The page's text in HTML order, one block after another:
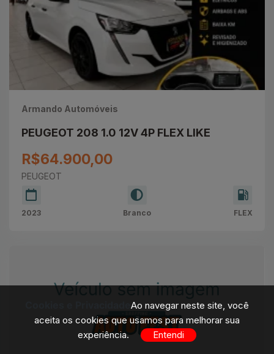
Armando Automóveis
PEUGEOT 208 1.0 12V 4P FLEX LIKE
R$64.900,00
PEUGEOT
2023 Branco FLEX
Ao navegar neste site, você
aceita os cookies que usamos para melhorar sua
experiência.
Entendi